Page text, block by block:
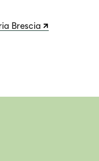
Brescia